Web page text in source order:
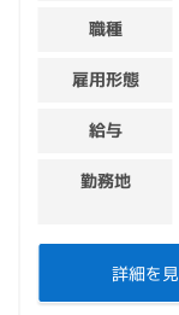
職種
雇用形態
給与
勤務地
詳細を